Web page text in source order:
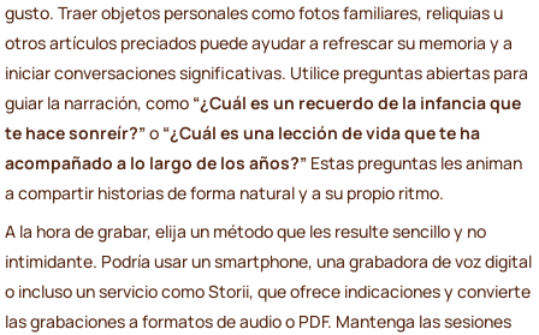
gusto. Traer objetos personales como fotos familiares, reliquias u
otros artículos preciados puede ayudar a refrescar su memoria y a
iniciar conversaciones significativas. Utilice preguntas abiertas para
guiar la narración, como “¿Cuál es un recuerdo de la infancia que
te hace sonreír?”o “¿Cuál es una lección de vida que te ha
acompañado a lo largo de los años?” Estas preguntas les animan
a compartir historias de forma natural y a su propio ritmo.
A la hora de grabar, elija un método que les resulte sencillo y no
intimidante. Podría usar un smartphone, una grabadora de voz digital
o incluso un servicio como Storii, que ofrece indicaciones y convierte
las grabaciones a formatos de audio o PDF. Mantenga las sesiones